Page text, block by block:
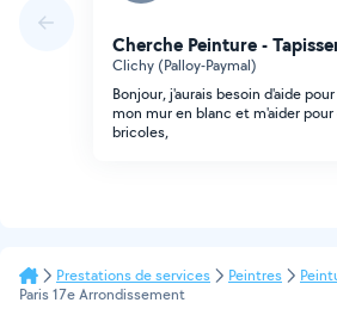
Cherche Peinture -
Clichy (Palloy-Paymal)
Bonjour, j'aurais besoin d'aide
mon mur en blanc et m'aider
bricoles,
Prestations de services Peintres
Paris 17e Arrondissement